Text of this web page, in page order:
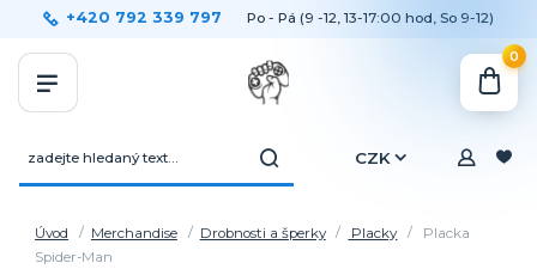
CZK
+420 792 339 797 Po - Pá (9 -12, 13-17:00 hod, So 9-12)
0
Úvod Merchandise Drobnosti a šperky Placky
Placka
Spider-Man